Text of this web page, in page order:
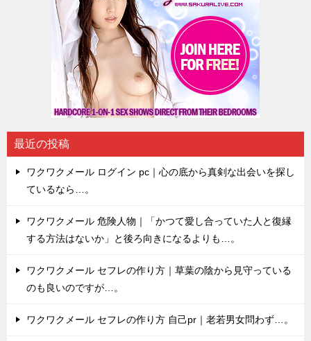
最近の投稿
ワクワクメール ログイン pc｜心の底から真剣な出会いを探し
ているなら…。
ワクワクメール 危険人物｜「かつて愛し合っていた人と復縁
する方法はないか」と後ろ向きになるよりも…。
ワクワクメール セフレの作り方｜草葉の陰から見守っている
のも良いのですが…。
ワクワクメール セフレの作り方 自己pr｜老若男女問わず…。